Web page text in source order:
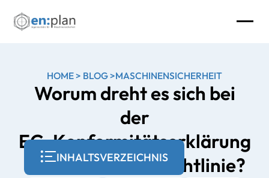
HOME> BLOG>MASCHINENSICHERHEIT
Worumdrehtessich bei
der
EG-Konformitätserklärung
nachMaschinenrichtlinie?
INHALTSVERZEICHNIS